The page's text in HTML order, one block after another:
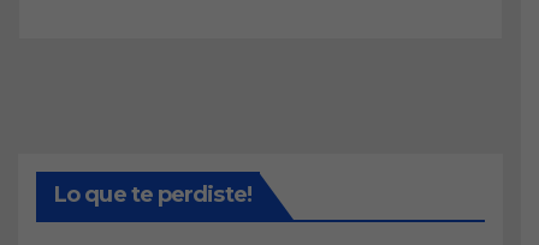
Lo que te perdiste!